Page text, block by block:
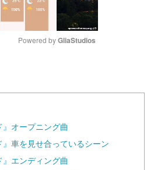
Powered by GliaStudios
』オープニング曲
』車を見せ合っているシーン
』エンディング曲